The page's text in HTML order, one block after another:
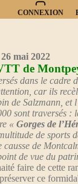
CONNEXION
26 mai 2022
de
dans le cadre
car ils
de Salzmann, et
sont traversés :
« Gorges de
de sports
de
de vue du
faire de cette
ce